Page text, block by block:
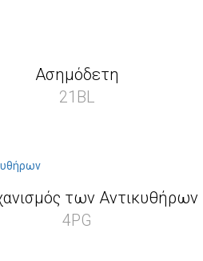
Ασημόδετη
21BL
των Αντικυθήρων
4PG